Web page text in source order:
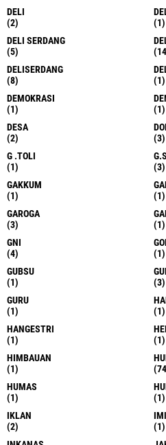
DELI
(2)
(1)
DELI SERDANG
(5)
DELISERDANG
(8)
(1)
DEMOKRASI
(1)
(1)
DESA
(2)
(3)
G .TOLI
(1)
(3)
GAKKUM
(1)
(1)
GAROGA
(3)
(1)
GNI
(4)
(1)
GUBSU
(1)
(3)
GURU
(1)
(1)
HANGESTRI
(1)
(1)
HIMBAUAN
(1)
HUMAS
(1)
(1)
IKLAN
(2)
(1)